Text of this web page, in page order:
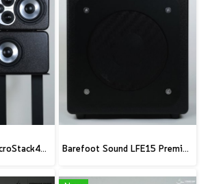
Barefoot Sound MicroStack45 - MicroMain45 + Subwoofers - Pair Barefoot Sound LFE15 Premium 15 Subwoofer